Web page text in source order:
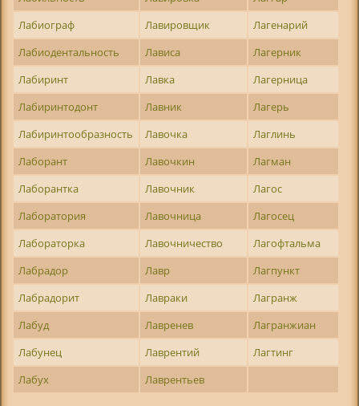
Лабиограф
Лавировщик
Лагенарий
Лабиодентальность
Лависа
Лагерник
Лабиринт
Лавка
Лагерница
Лабиринтодонт
Лавник
Лагерь
Лабиринтообразность
Лавочка
Лаглинь
Лаборант
Лавочкин
Лагман
Лаборантка
Лавочник
Лагос
Лаборатория
Лавочница
Лагосец
Лабораторка
Лавочничество
Лагофтальма
Лабрадор
Лавр
Лагпункт
Лабрадорит
Лавраки
Лагранж
Лабуд
Лавренев
Лагранжиан
Лабунец
Лаврентий
Лагтинг
Лабух
Лаврентьев